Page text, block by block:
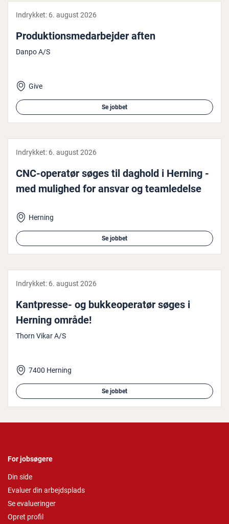
Indrykket: 6. august 2026
Pro­duk­tions­me­d­ar­bej­der aften
Danpo A/S
Give
Se jobbet
Indrykket: 6. august 2026
CNC-operatør søges til daghold i Herning -
med mulighed for ansvar og team­le­del­se
Herning
Se jobbet
Indrykket: 6. august 2026
Kant­pres­se- og buk­ke­o­pe­ra­tør søges i
Herning område!
Thorn Vikar A/S
7400 Herning
Se jobbet
For jobsøgere
Din side
Evaluer din arbejdsplads
Se evalueringer
Opret profil